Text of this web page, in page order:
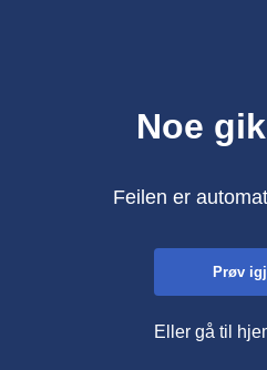
Noe
Feilen er
Prøv
Eller gå til